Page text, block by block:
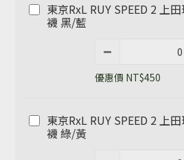
東京RxL RUY SPEED 2 上
襪 黑/藍
優惠價 NT$450
東京RxL RUY SPEED 2 上
襪 綠/黃